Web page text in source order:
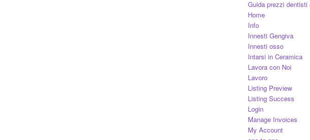
Guida prezzi dentisti
Home
Info
Innesti Gengiva
Innesti osso
Intarsi in Ceramica
Lavora con Noi
Lavoro
Listing Preview
Listing Success
Login
Manage Invoices
My Account